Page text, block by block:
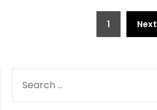
1 Next
FOR: